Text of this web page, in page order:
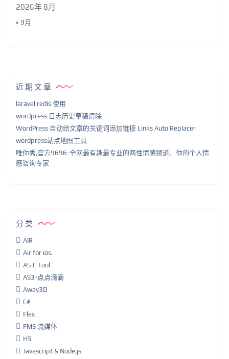
2026年 8月
« 9月
近期文章
laravel redis 使用
wordpress 日志历史草稿清除
WordPress 自动给文章的关键词添加链接 Links Auto Replacer
wordpress站点地图工具
唯你秀,官方9696-全网最有趣最专业的两性情感频道，你的个人情
感咨询专家
分类
AIR
Air for ios.
AS3-Tool
AS3-点点滴滴
Away3D
C#
Flex
FMS 流媒体
H5
Javascript & Node.js